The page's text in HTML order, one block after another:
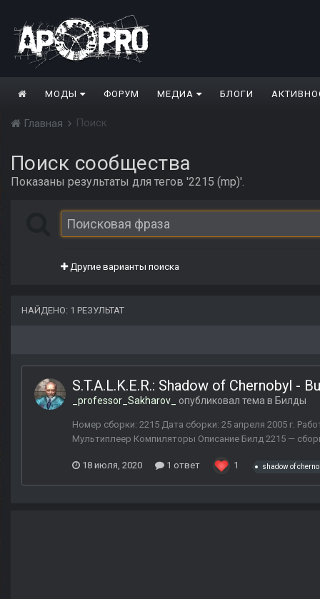
МОДЫ ФОРУМ МЕДИА БЛОГИ
Главная Поиск
Поиск сообщества
Показаны результаты для тегов '2215 (mp)'.
Другие варианты поиска
НАЙДЕНО: 1 РЕЗУЛЬТАТ
S.T.A.L.K.E.R.: Shadow of Chernobyl -
_professor_Sakharov_ опубликовал тема в Билды
Номер сборки: 2215 Дата сборки: 25 апреля 2005 г.
Мультиплеер Компиляторы Описание Билд 2215 —
18 июля, 2020 1 ответ 1 shadow of